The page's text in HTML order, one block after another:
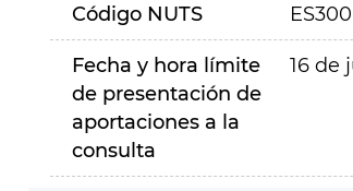
Código NUTS ES300
Fecha y hora límite
de presentación de
aportaciones a la
consulta
16 de